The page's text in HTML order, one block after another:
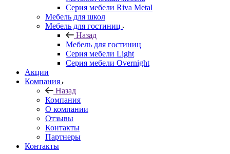
Серия мебели Riva Metal
Мебель для школ
Мебель для гостиниц
Назад
Мебель для гостиниц
Серия мебели Light
Серия мебели Overnight
Акции
Компания
Назад
Компания
О компании
Отзывы
Контакты
Партнеры
Контакты